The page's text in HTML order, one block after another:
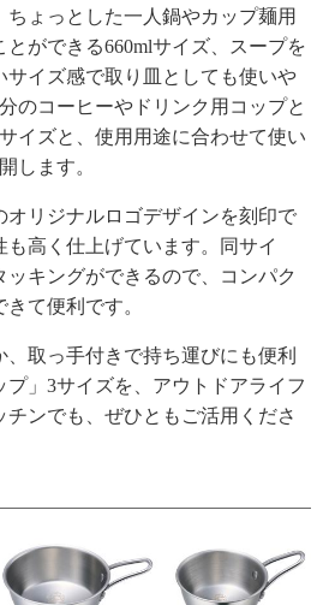
ょっとした一人鍋やカップ麺用
ができる660mlサイズ、スープを
サイズ感で取り皿としても使いや
のコーヒーやドリンク用コップと
イズと、使用用途に合わせて使い
します。
オリジナルロゴデザインを刻印で
高く仕上げています。同サイ
ッキングができるので、コンパク
て便利です。
取っ手付きで持ち運びにも便利
」3サイズを、アウトドアライフ
ンでも、ぜひともご活用くださ